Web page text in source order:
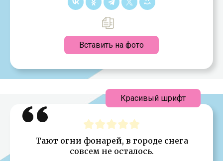
Вставить на фото
Тают огни фонарей, в городе снега
совсем не осталось.
Красивый шрифт